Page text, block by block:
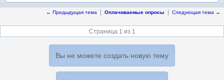
← Предыдущая тема Оплачиваемые опросы Следующая тема →
Страница 1 из 1
Вы не можете создать новую тему